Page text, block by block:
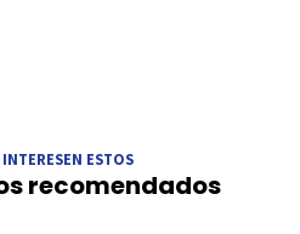
ESTOS
recomendados